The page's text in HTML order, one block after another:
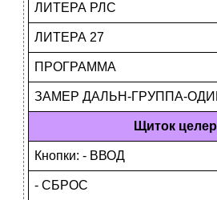
ЛИТЕРА РЛС
ЛИТЕРА 27
ПРОГРАММА
ЗАМЕР ДАЛЬН-ГРУППА-
Щиток
Кнопки: - ВВОД
- СБРОС